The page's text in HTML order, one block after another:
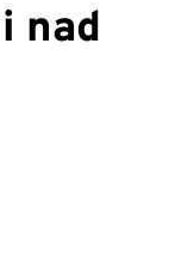
nad